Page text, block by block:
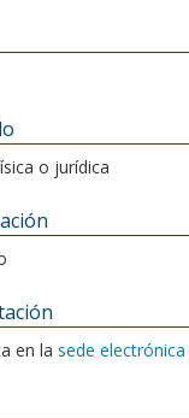
o jurídica
en lasede electrónica